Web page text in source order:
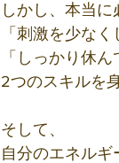
しかし、本当に
「刺激を少な
「しっかり休
2つのスキルを
そして、
自分のエネルギ